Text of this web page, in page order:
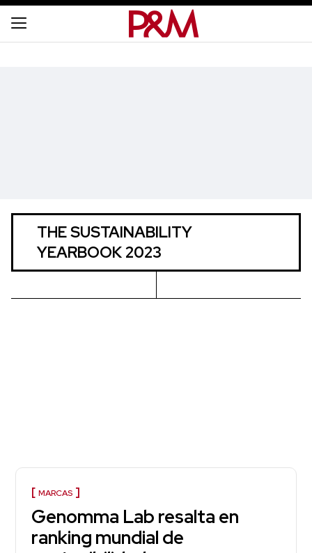
THE SUSTAINABILITY
YEARBOOK 2023
MARCAS
Genomma Lab resalta en
ranking mundial de